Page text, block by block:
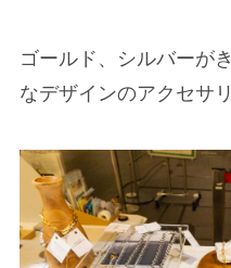
ゴールド、シルバーが
なデザインのアクセサ